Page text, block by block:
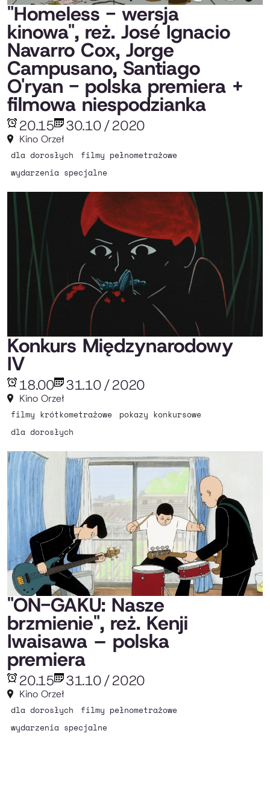
"Homeless - wersja
kinowa", reż. José Ignacio
Navarro Cox, Jorge
Campusano, Santiago
O'ryan - polska premiera +
filmowa niespodzianka
30.10/2020
20.15
Kino Orzeł
dla dorosłych
filmy pełnometrażowe
wydarzenia specjalne
Konkurs Międzynarodowy
IV
31.10/2020
18.00
Kino Orzeł
filmy krótkometrażowe
pokazy konkursowe
dla dorosłych
"ON-GAKU: Nasze
brzmienie", reż. Kenji
Iwaisawa – polska
premiera
31.10/2020
20.15
Kino Orzeł
dla dorosłych
filmy pełnometrażowe
wydarzenia specjalne